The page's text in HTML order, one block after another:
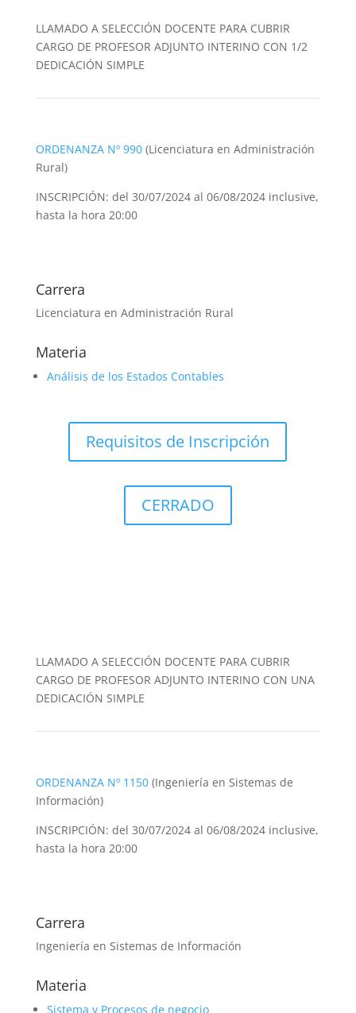
LLAMADO A SELECCIÓN DOCENTE PARA CUBRIR
CARGO DE PROFESOR ADJUNTO INTERINO CON 1/2
DEDICACIÓN SIMPLE
ORDENANZA Nº 990(Licenciatura en Administración
Rural)
INSCRIPCIÓN: del 30/07/2024 al 06/08/2024 inclusive,
hasta la hora 20:00
Carrera
Licenciatura en Administración Rural
Materia
Análisis de los Estados Contables
Requisitos de Inscripción
CERRADO
LLAMADO A SELECCIÓN DOCENTE PARA CUBRIR
CARGO DE PROFESOR ADJUNTO INTERINO CON UNA
DEDICACIÓN SIMPLE
ORDENANZA Nº 1150(Ingeniería en Sistemas de
Información)
INSCRIPCIÓN: del 30/07/2024 al 06/08/2024 inclusive,
hasta la hora 20:00
Carrera
Ingeniería en Sistemas de Información
Materia
Sistema y Procesos de negocio